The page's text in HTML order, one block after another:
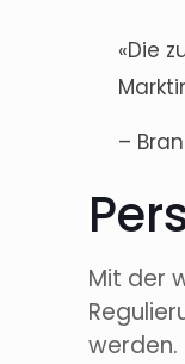
«Die
–
Mit der
werden.